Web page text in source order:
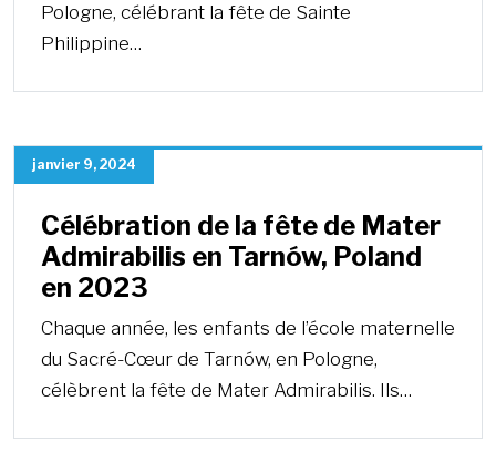
Pologne, célébrant la fête de Sainte
Philippine…
janvier 9, 2024
Célébration de la fête de Mater
Admirabilis en Tarnów, Poland
en 2023
Chaque année, les enfants de l’école maternelle
du Sacré-Cœur de Tarnów, en Pologne,
célèbrent la fête de Mater Admirabilis. Ils…